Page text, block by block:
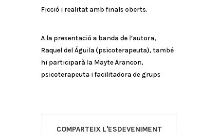
Ficció i realitat amb finals oberts.
A la presentació a banda de l’autora,
Raquel del Águila (psicoterapeuta), també
hi participarà la Mayte Arancon,
psicoterapeuta i facilitadora de grups
COMPARTEIX L'ESDEVENIMENT